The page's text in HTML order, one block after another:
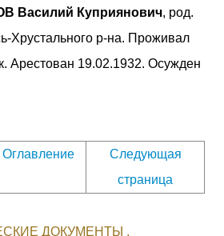
Василий Куприянович, род.
Хрустального р-на. Проживал
Арестован 19.02.1932. Осужден
Оглавление
Следующая
страница
ДОКУМЕНТЫ